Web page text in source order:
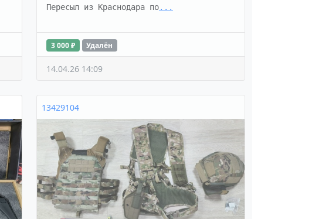
Пересыл из Краснодара по...
3 000 ₽ Удалён
14.04.26 14:09
13429104